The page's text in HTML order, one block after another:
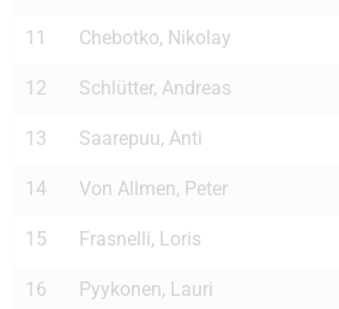
11 Chebotko, Nikolay
12 Schlütter, Andreas
13 Saarepuu, Anti
14 Von Allmen, Peter
15 Frasnelli, Loris
16 Pyykonen, Lauri